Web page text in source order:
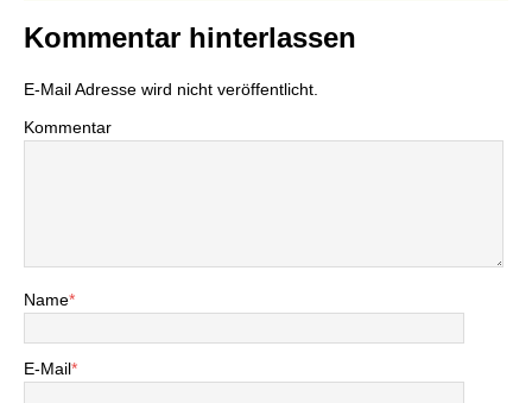
Kommentar hinterlassen
E-Mail Adresse wird nicht veröffentlicht.
Kommentar
Name*
E-Mail*